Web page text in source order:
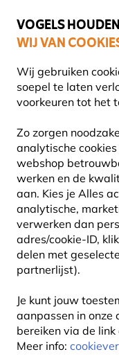
VOGELS
WIJ VAN
Wij gebruiken
soepel te laten
voorkeuren tot het
Zo zorgen
analytische
webshop
werken en de
aan. Kies je Alles
analytische,
verwerken dan
adres/cookie-ID,
delen met
partnerlijst).
Je kunt jouw
aanpassen in onze
bereiken via de
Meer info:
Uitstekend
Gratis
15% KORTING